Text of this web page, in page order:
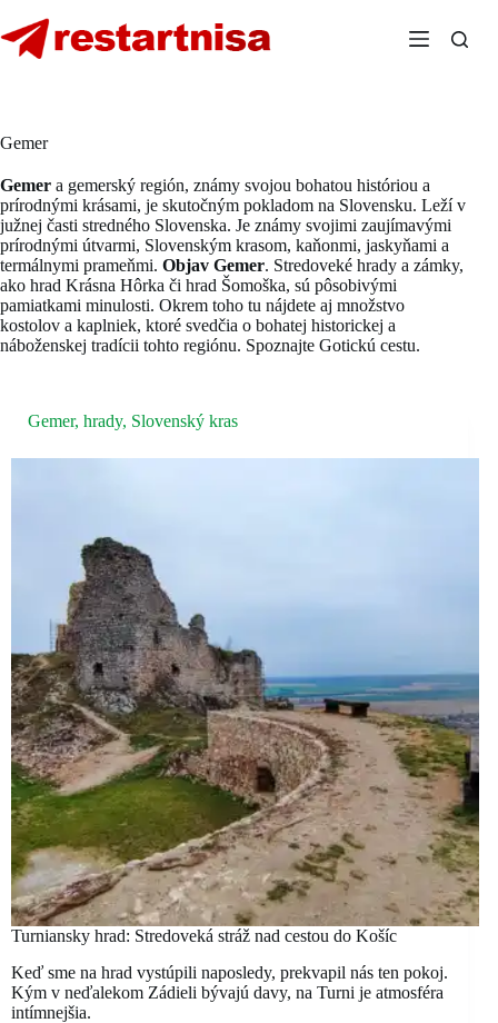
to
content
Gemer
Gemer a gemerský región, známy svojou bohatou históriou a
prírodnými krásami, je skutočným pokladom na Slovensku. Leží v
južnej časti stredného Slovenska. Je známy svojimi zaujímavými
prírodnými útvarmi, Slovenským krasom, kaňonmi, jaskyňami a
termálnymi prameňmi. Objav Gemer. Stredoveké hrady a zámky,
ako hrad Krásna Hôrka či hrad Šomoška, sú pôsobivými
pamiatkami minulosti. Okrem toho tu nájdete aj množstvo
kostolov a kaplniek, ktoré svedčia o bohatej historickej a
náboženskej tradícii tohto regiónu. Spoznajte Gotickú cestu.
Gemer, hrady, Slovenský kras
Turniansky hrad: Stredoveká stráž nad cestou do Košíc
Keď sme na hrad vystúpili naposledy, prekvapil nás ten pokoj.
Kým v neďalekom Zádieli bývajú davy, na Turni je atmosféra
intímnejšia.